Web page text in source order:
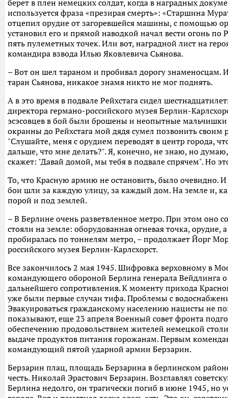
берет в плен немецких солдат, когда в наградных
используется фраза «презирая смерть»: «Старшина
отцепил орудие от загоревшейся машины, с помощью
установил его и прямой наводкой начал вести огонь по
пять пулеметных точек. Или вот, наградной лист на
командира взвода Илью Яковлевича Сьянова.
– Вот он шел тараном и пробивал дорогу знаменосцам.
таран Сьянова, никакое знамя никто не мог поднять.
А в это время в подвале Рейхстага сидел
директора германо-российского музея Берлин-
эсэсовцев в бой были брошены и неопытные
окраины до Рейхстага мой дядя сумел позвонить своим
"Слушайте, меня с орудием переводят в центр города,
дальше, что мне делать?". Я, конечно, не знаю, но
скажет: "Давай домой, мы тебя в подвале спрячем". Но
То, что Красную армию не остановить, было очевидно.
бои шли за каждую улицу, за каждый дом. На земле и,
порой и под землей.
– В Берлине очень разветвленное метро. При этом оно
стояли на земле: оборудованная огневая точка,
пробиралась по тоннелям метро, – продолжает Йорг
российского музея Берлин-Карлсхорст.
Все закончилось 2 мая 1945. Шифровка верховному в
командующего обороной Берлина генерала Вейдлинга
дальнейшего сопротивления. К моменту прихода
уже были первые случаи тифа. Проблемы с
Эвакуироваться гражданскому населению нацисты не
показывают, еще 23 апреля Военный совет фронта
обеспечению продовольствием жителей немецкой
выдаче продуктов питания горожанам. Первым
командующий пятой ударной армии Берзарин.
Берзарин плац, площадь Берзарина в берлинском
честь. Николай Эрастович Берзарин. Возглавлял
Берлина недолго, он трагически погиб в июне 1945, но